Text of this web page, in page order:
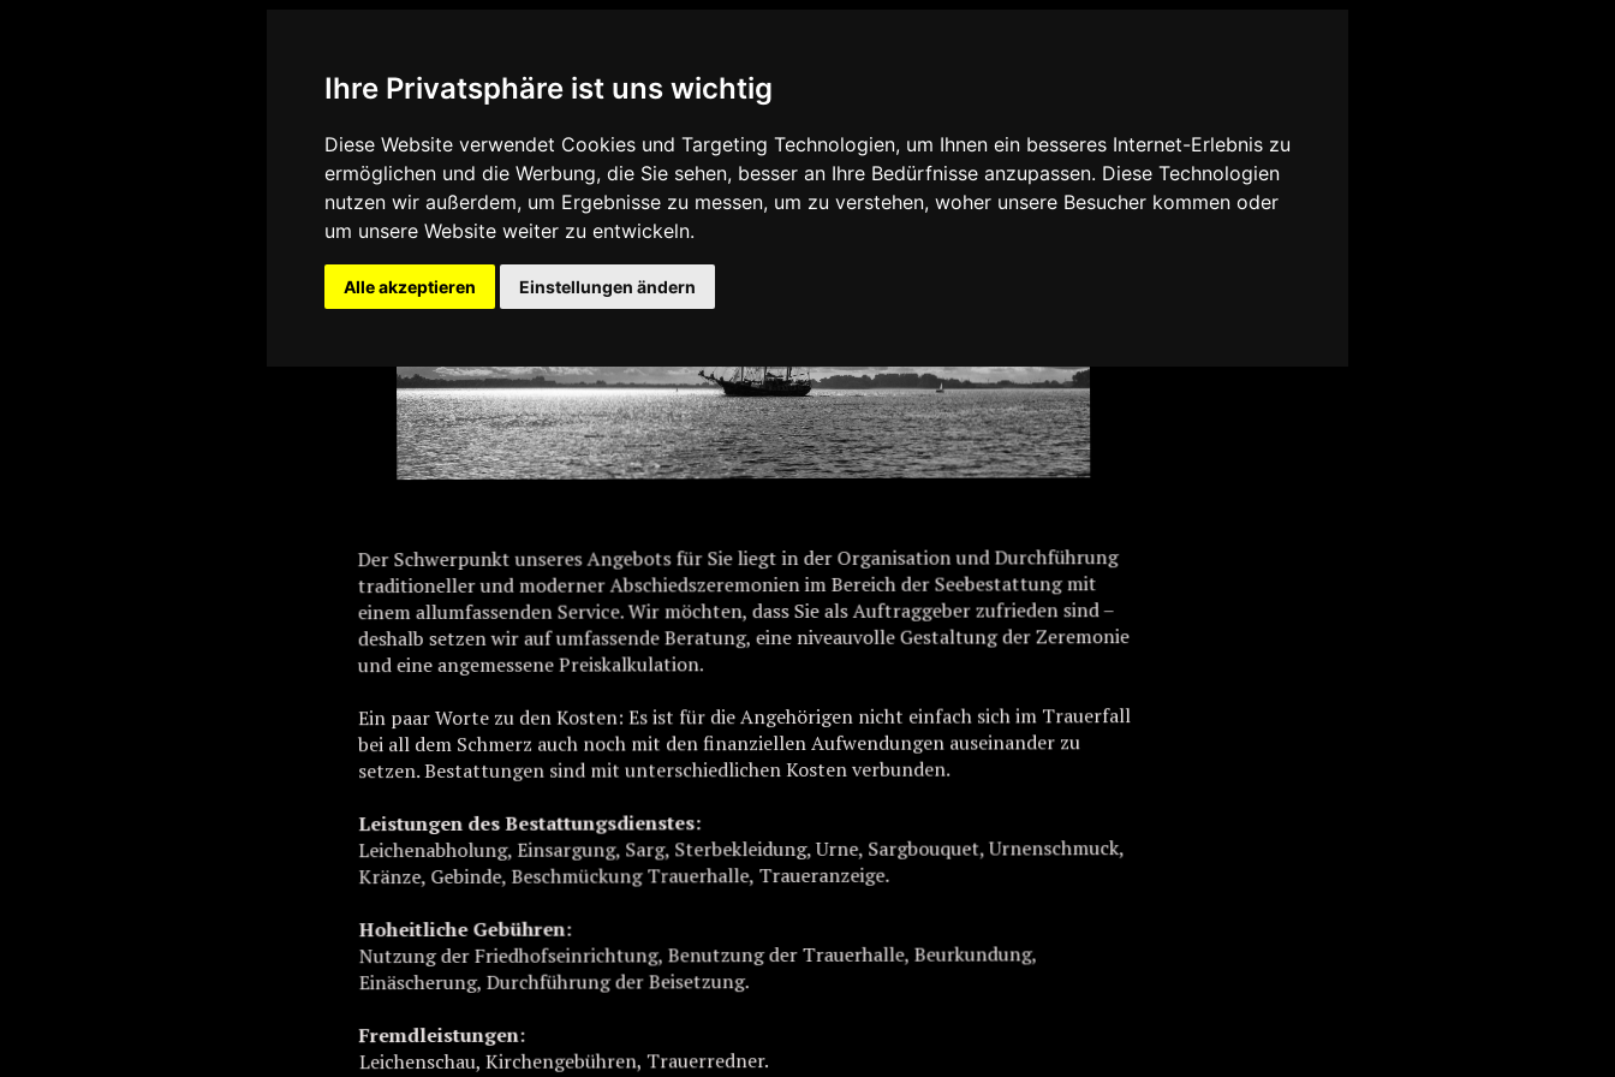
Ihre Privatsphäre ist uns wichtig
Diese Website verwendet Cookies und Targeting Technologien, um Ihnen ein besseres Internet-Erlebnis zu
ermöglichen und die Werbung, die Sie sehen, besser an Ihre Bedürfnisse anzupassen. Diese Technologien
nutzen wir außerdem, um Ergebnisse zu messen, um zu verstehen, woher unsere Besucher kommen oder
um unsere Website weiter zu entwickeln.
Alle akzeptieren Einstellungen ändern
Seebestattung-Nord.de
Der Schwerpunkt unseres Angebots für Sie liegt in der Organisation und Durchführung
traditioneller und moderner Abschiedszeremonien im Bereich der Seebestattung mit
einem allumfassenden Service. Wir möchten, dass Sie als Auftraggeber zufrieden sind –
deshalb setzen wir auf umfassende Beratung, eine niveauvolle Gestaltung der Zeremonie
und eine angemessene Preiskalkulation.
Ein paar Worte zu den Kosten: Es ist für die Angehörigen nicht einfach sich im Trauerfall
bei all dem Schmerz auch noch mit den finanziellen Aufwendungen auseinander zu
setzen. Bestattungen sind mit unterschiedlichen Kosten verbunden.
Leistungen des Bestattungsdienstes:
Leichenabholung, Einsargung, Sarg, Sterbekleidung, Urne, Sargbouquet, Urnenschmuck,
Kränze, Gebinde, Beschmückung Trauerhalle, Traueranzeige.
Hoheitliche Gebühren:
Nutzung der Friedhofseinrichtung, Benutzung der Trauerhalle, Beurkundung,
Einäscherung, Durchführung der Beisetzung.
Fremdleistungen:
Leichenschau, Kirchengebühren, Trauerredner.